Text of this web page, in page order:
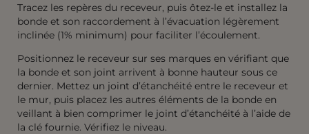
Tracez les repères du receveur, puis ôtez-le et installez la
bonde et son raccordement à l’évacuation légèrement
inclinée (1% minimum) pour faciliter l’écoulement.
Positionnez le receveur sur ses marques en vérifiant que
la bonde et son joint arrivent à bonne hauteur sous ce
dernier. Mettez un joint d’étanchéité entre le receveur et
le mur, puis placez les autres éléments de la bonde en
veillant à bien comprimer le joint d’étanchéité à l’aide de
la clé fournie. Vérifiez le niveau.